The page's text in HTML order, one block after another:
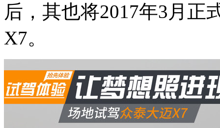
后，其也将2017年3月正
X7。